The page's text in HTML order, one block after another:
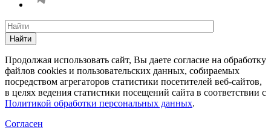
Найти
Продолжая использовать сайт, Вы даете согласие на обработку
файлов cookies и пользовательских данных, собираемых
посредством агрегаторов статистики посетителей веб-сайтов,
в целях ведения статистики посещений сайта в соответствии с
Политикой обработки персональных данных.
Согласен